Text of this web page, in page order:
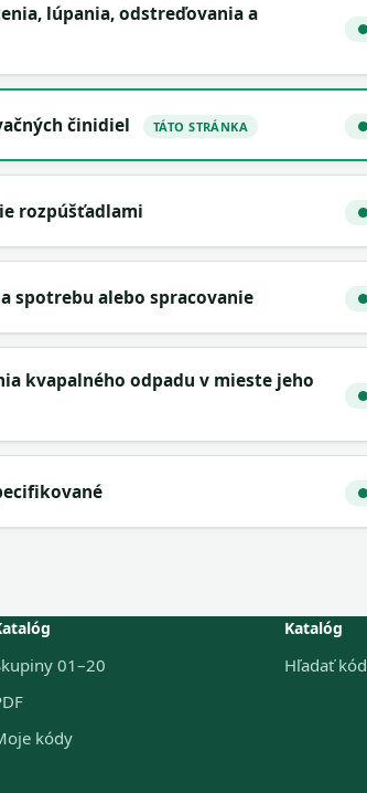
lúpania, odstreďovania a
činidiel TÁTO STRÁNKA
rozpúšťadlami
spotrebu alebo spracovanie
kvapalného odpadu v mieste jeho
01–20
kódy
Katalóg
Hľadať kód